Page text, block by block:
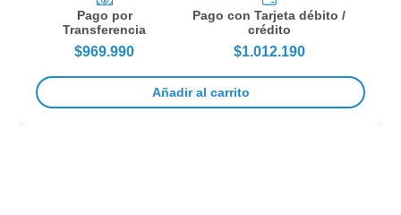
Pago por
Transferencia
$849.990
Pago con Tarjeta débito /
crédito
$897.600
Añadir al carrito